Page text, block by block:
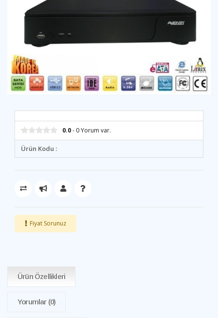
0.0- 0 Yorum var.
Ürün Kodu :
Fiyat Sorunuz
Ürün Özellikleri
Yorumlar (0)